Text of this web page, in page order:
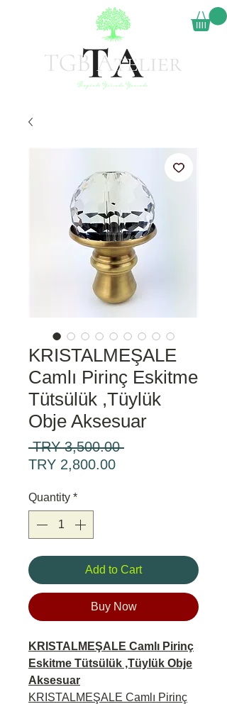
KRISTALMEŞALE
Camlı Pirinç Eskitme
Tütsülük ,Tüylük
Obje Aksesuar
TRY 3,500.00 Regular
TRY 2,800.00Sale
Quantity *
Add to Cart
Buy Now
KRISTALMEŞALE Camlı Pirinç
Eskitme Tütsülük ,Tüylük Obje
Aksesuar
KRISTALMEŞALE Camlı Pirinç